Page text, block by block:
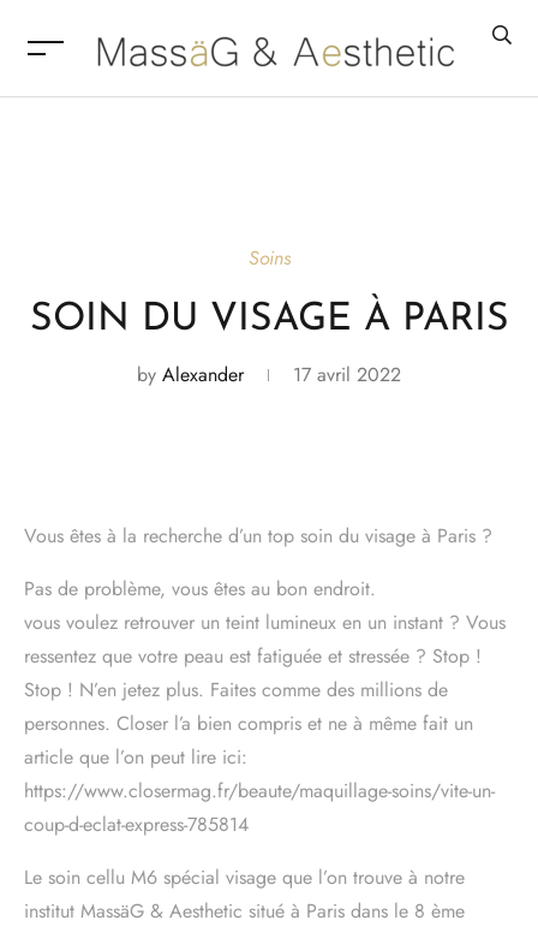
Soins
SOIN DU VISAGE À PARIS
by Alexander 17 avril 2022
Vous êtes à la recherche d’un top soin du visage à Paris ?
Pas de problème, vous êtes au bon endroit.
vous voulez retrouver un teint lumineux en un instant ? Vous
ressentez que votre peau est fatiguée et stressée ? Stop !
Stop ! N’en jetez plus. Faites comme des millions de
personnes. Closer l’a bien compris et ne à même fait un
article que l’on peut lire ici:
https://www.closermag.fr/beaute/maquillage-soins/vite-un-
coup-d-eclat-express-785814
Le soin cellu M6 spécial visage que l’on trouve à notre
institut MassäG & Aesthetic situé à Paris dans le 8 ème